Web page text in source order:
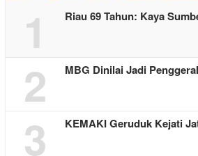
1 Riau 69 Tahun: Kaya
2 MBG Dinilai Jadi
3 KEMAKI Geruduk Kejati